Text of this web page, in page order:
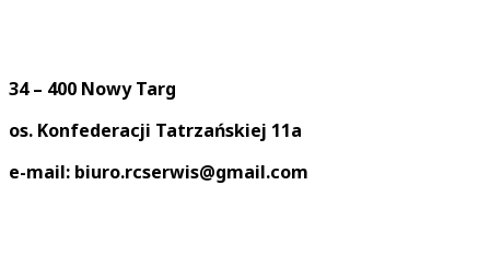
34 – 400 Nowy Targ
os. Konfederacji Tatrzańskiej 11a
e-mail: biuro.rcserwis@gmail.com